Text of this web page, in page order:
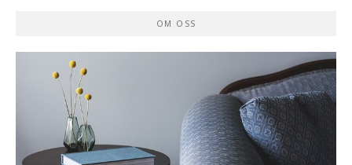
OM OSS